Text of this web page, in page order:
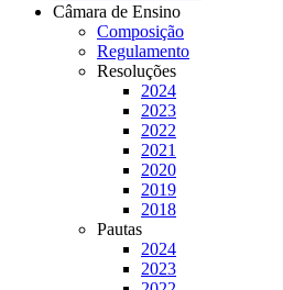
Câmara de Ensino
Composição
Regulamento
Resoluções
2024
2023
2022
2021
2020
2019
2018
Pautas
2024
2023